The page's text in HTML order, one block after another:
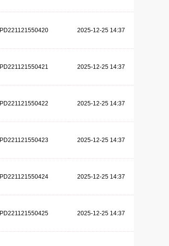
PD221121550420 2025-12-25 14:37
PD221121550421 2025-12-25 14:37
PD221121550422 2025-12-25 14:37
PD221121550423 2025-12-25 14:37
PD221121550424 2025-12-25 14:37
PD221121550425 2025-12-25 14:37